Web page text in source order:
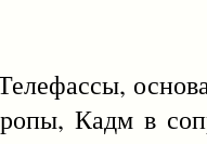
Кадм в